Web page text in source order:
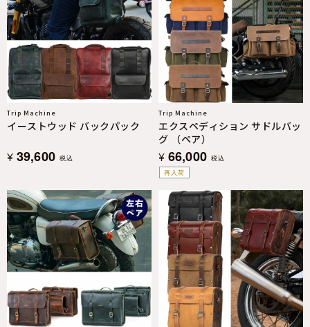
Trip Machine
イーストウッド バックパック
¥ 39,600 税込
再入荷
Trip Machine
エクスペディション サドルバッ
グ （ペア）
¥ 66,000 税込